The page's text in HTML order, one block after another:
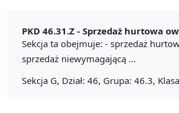
PKD 46.31.Z - Sprzedaż hurtowa
Sekcja ta obejmuje: - sprzedaż
sprzedaż niewymagającą ...
Sekcja G, Dział: 46, Grupa: 46.3,